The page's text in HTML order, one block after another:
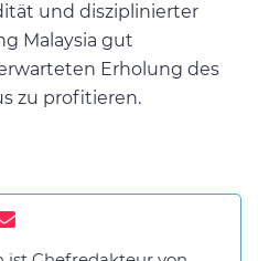
und disziplinierter
Malaysia gut
Erholung des
zu profitieren.